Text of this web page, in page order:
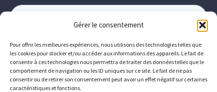
Gérer le consentement
Pour offrir les meilleures expériences, nous utilisons des technologies telles que
les cookies pour stocker et/ou accéder aux informations des appareils. Le fait de
consentir à ces technologies nous permettra de traiter des données telles que le
comportement de navigation ou les ID uniques sur ce site. Le fait de ne pas
consentir ou de retirer son consentement peut avoir un effet négatif sur certaines
caractéristiques et fonctions.